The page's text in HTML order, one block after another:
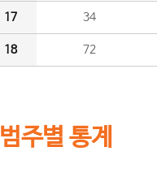
17 34
18 72
범주별 통계